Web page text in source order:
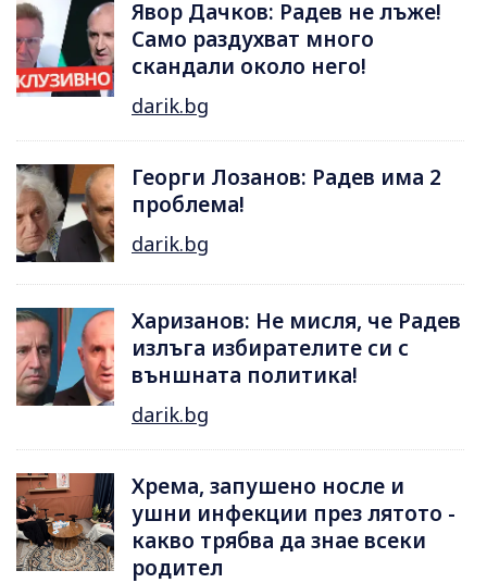
Явор Дачков: Радев не лъже!
Само раздухват много
скандали около него!
darik.bg
Георги Лозанов: Радев има 2
проблема!
darik.bg
Харизанов: Не мисля, че Радев
излъга избирателите си с
външната политика!
darik.bg
Хрема, запушено носле и
ушни инфекции през лятотo -
какво трябва да знае всеки
родител